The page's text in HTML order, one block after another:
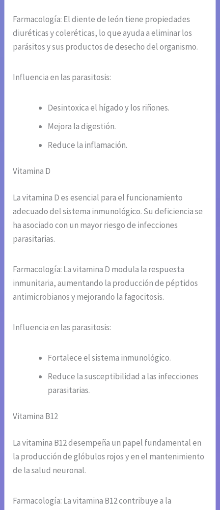
Farmacología: El diente de león tiene propiedades
diuréticas y coleréticas, lo que ayuda a eliminar los
parásitos y sus productos de desecho del organismo.
Influencia en las parasitosis:
Desintoxica el hígado y los riñones.
Mejora la digestión.
Reduce la inflamación.
Vitamina D
La vitamina D es esencial para el funcionamiento
adecuado del sistema inmunológico. Su deficiencia se
ha asociado con un mayor riesgo de infecciones
parasitarias.
Farmacología: La vitamina D modula la respuesta
inmunitaria, aumentando la producción de péptidos
antimicrobianos y mejorando la fagocitosis.
Influencia en las parasitosis:
Fortalece el sistema inmunológico.
Reduce la susceptibilidad a las infecciones
parasitarias.
Vitamina B12
La vitamina B12 desempeña un papel fundamental en
la producción de glóbulos rojos y en el mantenimiento
de la salud neuronal.
Farmacología: La vitamina B12 contribuye a la